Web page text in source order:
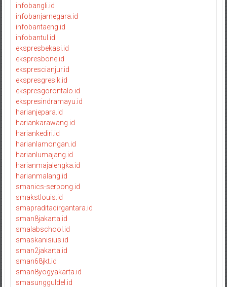
infobangli.id
infobanjarnegara.id
infobantaeng.id
infobantul.id
ekspresbekasi.id
ekspresbone.id
eksprescianjur.id
ekspresgresik.id
ekspresgorontalo.id
ekspresindramayu.id
harianjepara.id
hariankarawang.id
hariankediri.id
harianlamongan.id
harianlumajang.id
harianmajalengka.id
harianmalang.id
smanics-serpong.id
smakstlouis.id
smapraditadirgantara.id
sman8jakarta.id
smalabschool.id
smaskanisius.id
sman2jakarta.id
sman68jkt.id
sman8yogyakarta.id
smasungguldel.id